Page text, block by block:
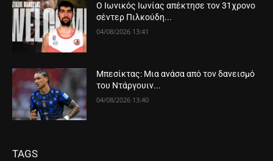
Ο Ιωνικός Ιωνίας απέκτησε τον 31χρονο
σέντερ Πιλκούδη...
04/08/2026 13:41
Μπεσίκτας: Μια ανάσα από τον δανεισμό
του Ντάργουιν...
04/08/2026 13:40
TAGS